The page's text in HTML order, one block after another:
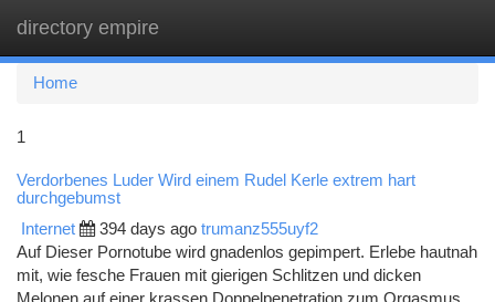
directory empire
Home
1
Verdorbenes Luder Wird einem Rudel Kerle extrem hart
durchgebumst
Internet 394 days ago trumanz555uyf2
Auf Dieser Pornotube wird gnadenlos gepimpert. Erlebe hautnah
mit, wie fesche Frauen mit gierigen Schlitzen und dicken